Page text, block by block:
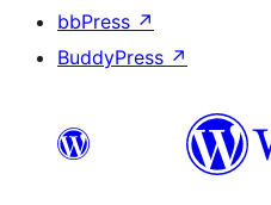
bbPress ↗
BuddyPress ↗